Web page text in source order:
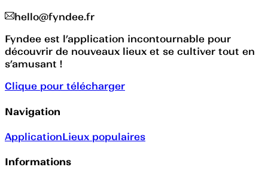
hello@fyndee.fr
Fyndee est l’application incontournable pour
découvrir de nouveaux lieux et se cultiver tout en
s’amusant !
Clique pour télécharger
Navigation
ApplicationLieux populaires
Informations